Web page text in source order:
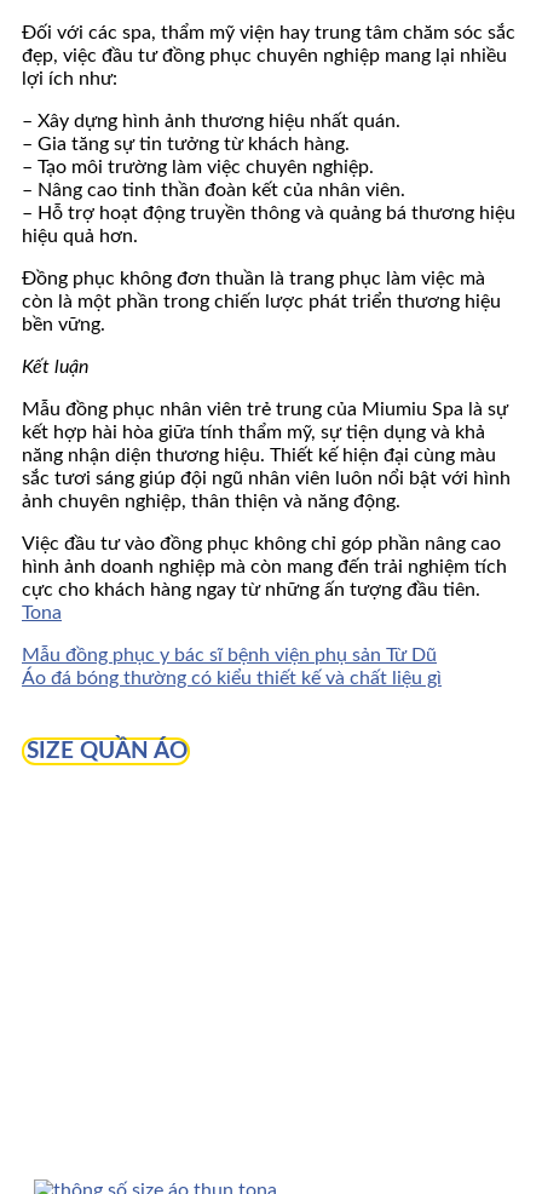
Đối với các spa, thẩm mỹ viện hay trung tâm chăm sóc sắc
đẹp, việc đầu tư đồng phục chuyên nghiệp mang lại nhiều
lợi ích như:
– Xây dựng hình ảnh thương hiệu nhất quán.
– Gia tăng sự tin tưởng từ khách hàng.
– Tạo môi trường làm việc chuyên nghiệp.
– Nâng cao tinh thần đoàn kết của nhân viên.
– Hỗ trợ hoạt động truyền thông và quảng bá thương hiệu
hiệu quả hơn.
Đồng phục không đơn thuần là trang phục làm việc mà
còn là một phần trong chiến lược phát triển thương hiệu
bền vững.
Kết luận
Mẫu đồng phục nhân viên trẻ trung của Miumiu Spa là sự
kết hợp hài hòa giữa tính thẩm mỹ, sự tiện dụng và khả
năng nhận diện thương hiệu. Thiết kế hiện đại cùng màu
sắc tươi sáng giúp đội ngũ nhân viên luôn nổi bật với hình
ảnh chuyên nghiệp, thân thiện và năng động.
Việc đầu tư vào đồng phục không chỉ góp phần nâng cao
hình ảnh doanh nghiệp mà còn mang đến trải nghiệm tích
cực cho khách hàng ngay từ những ấn tượng đầu tiên.
Tona
Mẫu đồng phục y bác sĩ bệnh viện phụ sản Từ Dũ
Áo đá bóng thường có kiểu thiết kế và chất liệu gì
SIZE QUẦN ÁO